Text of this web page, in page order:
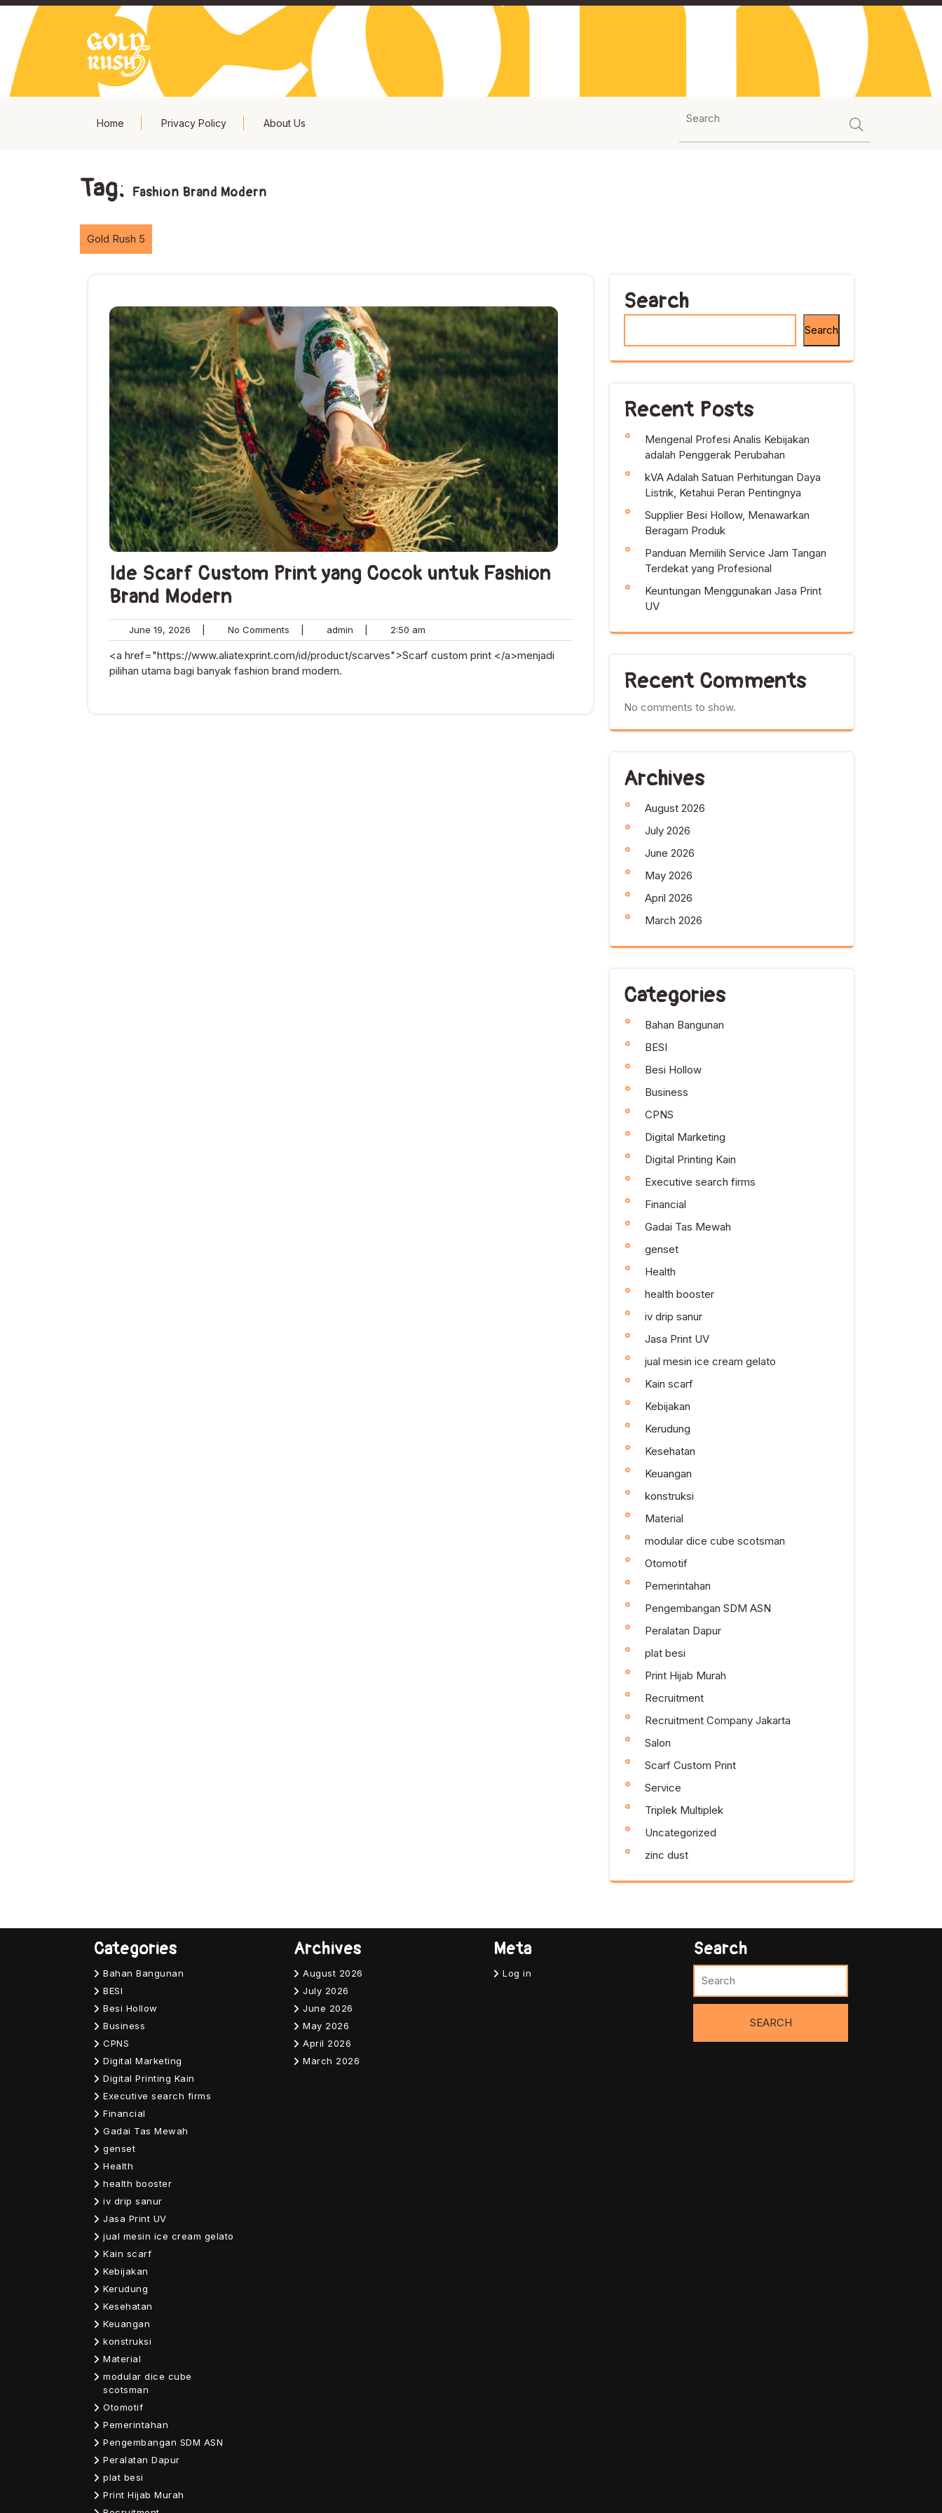
Skip
content
Home Privacy Policy About Us
Tag: Fashion Brand Modern
Gold Rush 5
Ide Scarf Custom Print yang Cocok untuk Fashion
Brand Modern
June 19, 2026
19,
2026
No Comments
Comments
admin 2:50 am
am
<a href="https://www.aliatexprint.com/id/product/scarves">Scarf custom print </a>menjadi
pilihan utama bagi banyak fashion brand modern.
Search
Search
Recent Posts
Mengenal Profesi Analis Kebijakan
adalah Penggerak Perubahan
kVA Adalah Satuan Perhitungan Daya
Listrik, Ketahui Peran Pentingnya
Supplier Besi Hollow, Menawarkan
Beragam Produk
Panduan Memilih Service Jam Tangan
Terdekat yang Profesional
Keuntungan Menggunakan Jasa Print
UV
Recent Comments
No comments to show.
Archives
August 2026
July 2026
June 2026
May 2026
April 2026
March 2026
Categories
Bahan Bangunan
BESI
Besi Hollow
Business
CPNS
Digital Marketing
Digital Printing Kain
Executive search firms
Financial
Gadai Tas Mewah
genset
Health
health booster
iv drip sanur
Jasa Print UV
jual mesin ice cream gelato
Kain scarf
Kebijakan
Kerudung
Kesehatan
Keuangan
konstruksi
Material
modular dice cube scotsman
Otomotif
Pemerintahan
Pengembangan SDM ASN
Peralatan Dapur
plat besi
Print Hijab Murah
Recruitment
Recruitment Company Jakarta
Salon
Scarf Custom Print
Service
Triplek Multiplek
Uncategorized
zinc dust
Categories
Bahan Bangunan
BESI
Besi Hollow
Business
CPNS
Digital Marketing
Digital Printing Kain
Executive search firms
Financial
Gadai Tas Mewah
genset
Health
health booster
iv drip sanur
Jasa Print UV
jual mesin ice cream gelato
Kain scarf
Kebijakan
Kerudung
Kesehatan
Keuangan
konstruksi
Material
modular dice cube
scotsman
Otomotif
Pemerintahan
Pengembangan SDM ASN
Peralatan Dapur
plat besi
Print Hijab Murah
Archives
August 2026
July 2026
June 2026
May 2026
April 2026
March 2026
Meta
Log in
Search